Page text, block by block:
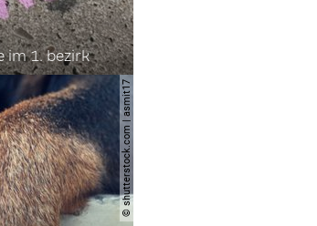
im 1. bezirk
© shutterstock.com | asmit17